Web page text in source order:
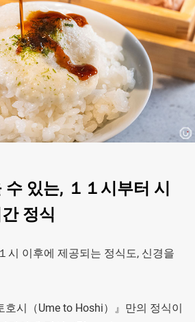
있는, １１시부터 시
정식
시 이후에 제공되는 정식도, 신경을
호시（Ume to Hoshi）』만의 정식이